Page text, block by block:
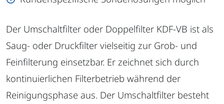
Der Umschaltfilter oder Doppelfilter KDF-VB ist als
Saug- oder Druckfilter vielseitig zur Grob- und
Feinfilterung einsetzbar. Er zeichnet sich durch
kontinuierlichen Filterbetrieb während der
Reinigungsphase aus. Der Umschaltfilter besteht